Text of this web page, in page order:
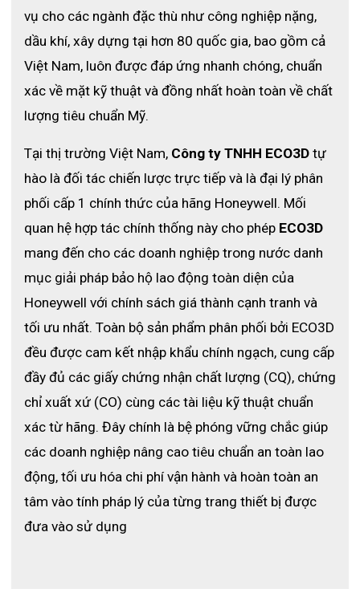
vụ cho các ngành đặc thù như công nghiệp nặng,
dầu khí, xây dựng tại hơn 80 quốc gia, bao gồm cả
Việt Nam, luôn được đáp ứng nhanh chóng, chuẩn
xác về mặt kỹ thuật và đồng nhất hoàn toàn về chất
lượng tiêu chuẩn Mỹ.
Tại thị trường Việt Nam, Công ty TNHH ECO3D tự
hào là đối tác chiến lược trực tiếp và là đại lý phân
phối cấp 1 chính thức của hãng Honeywell. Mối
quan hệ hợp tác chính thống này cho phép ECO3D
mang đến cho các doanh nghiệp trong nước danh
mục giải pháp bảo hộ lao động toàn diện của
Honeywell với chính sách giá thành cạnh tranh và
tối ưu nhất. Toàn bộ sản phẩm phân phối bởi ECO3D
đều được cam kết nhập khẩu chính ngạch, cung cấp
đầy đủ các giấy chứng nhận chất lượng (CQ), chứng
chỉ xuất xứ (CO) cùng các tài liệu kỹ thuật chuẩn
xác từ hãng. Đây chính là bệ phóng vững chắc giúp
các doanh nghiệp nâng cao tiêu chuẩn an toàn lao
động, tối ưu hóa chi phí vận hành và hoàn toàn an
tâm vào tính pháp lý của từng trang thiết bị được
đưa vào sử dụng